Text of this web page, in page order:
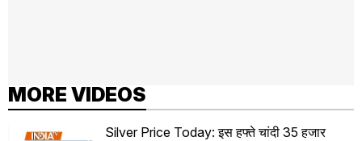
MORE VIDEOS
Silver Price Today: इस हफ्ते चांदी 35 हजार